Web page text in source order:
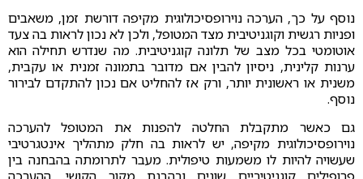
נוסף על כך, הערכה נוירופסיכולוגית מקיפה דורשת זמן, משאבים
ופניות רגשית וקוגניטיבית מצד המטופל, ולכן לא נכון לראות בה צעד
אוטומטי בכל מצב של תלונה קוגניטיבית. מה שנדרש תחילה הוא
ערנות קלינית, ניסיון להבין אם מדובר בתמונה זמנית או עקבית,
משנית או ראשונית יותר, ורק אז להחליט אם נכון להתקדם לבירור
נוסף.
גם כאשר מתקבלת החלטה להפנות את המטופל להערכה
נוירופסיכולוגית מקיפה, יש לראות בה חלק מתהליך אינטגרטיבי
שעשויה להיות לו משמעות טיפולית. מעבר לתרומתה בהבחנה בין